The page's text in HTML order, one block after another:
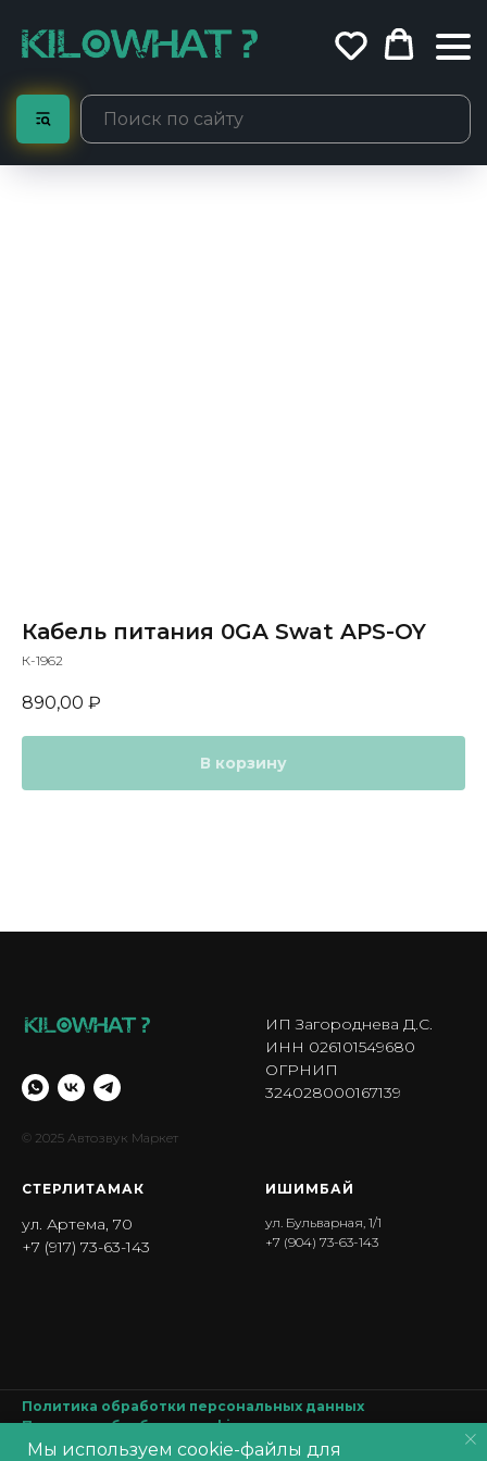
Кабель питания 0GA Swat APS-OY
К-1962
890,00 ₽
В корзину
© 2025 Автозвук Маркет
ИП Загороднева Д.С.
ИНН 026101549680
ОГРНИП
324028000167139
СТЕРЛИТАМАК
ул. Артема, 70
+7 (917) 73-63-143
ИШИМБА Й
ул. Бульварная, 1/1
+7 (904) 73-63-143
Политика обработки персональных данных
Политика обработкиcookie
Согласие на обработку персональных данных
Мы используем cookie-файлы для